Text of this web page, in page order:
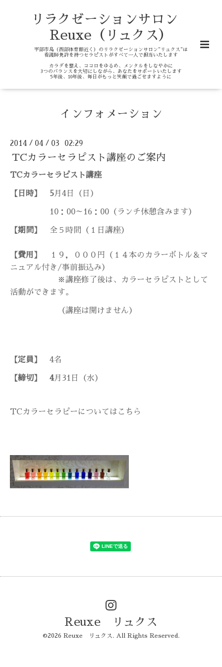
リラクゼーションサロン
Reuxe（リュクス）
宇部市島（西部体育館近く）のリラクゼーションサロン"リュクス"は
看護師免許を持つセラピストがすべて一人で担当いたします
カラダを整え、ココロをゆるめ、メンタルをしなやかに
3つのバランスを大切にしながら、あなたをサポートいたします
5年後、10年後、毎日がもっと笑顔で過ごせますように
インフォメーション
2014 / 04 / 03 02:29
TCカラーセラピスト講座のご案内
TCカラーセラピスト講座
【日時】 5月4 日（日）
10：00～16：00（ランチ休憩含みます）
【期間】 全５時間（１日講座）
【費用】
１９，０００円（１４本のカラーボトル＆マ
ニュアル付き/事前振込み）
※講座修了後は、カラーセラピストとして
活動ができます。
（講座は開けません）
【定員】 4名
【締切】 4月31日（水）
TCカラーセラピーについてはこちら
Reuxe リュクス
©2026 Reuxe リュクス . All Rights Reserved.